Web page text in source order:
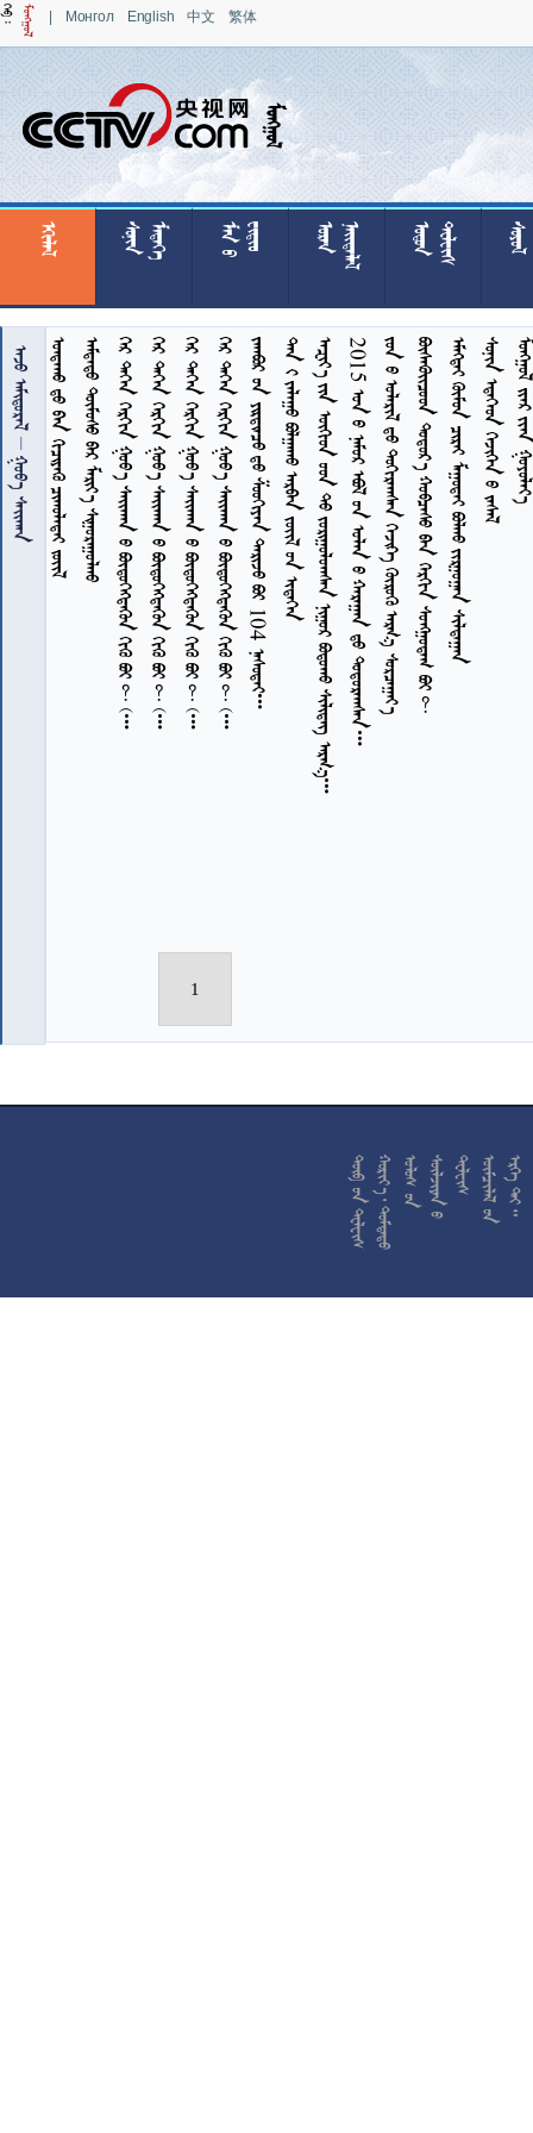
| Монгол English 中文 繁体
 








  







  









  







  












 

                     
7
          
7
          
7
          
7
       104 
7
                
7
2015          
7
                         
1










































































































